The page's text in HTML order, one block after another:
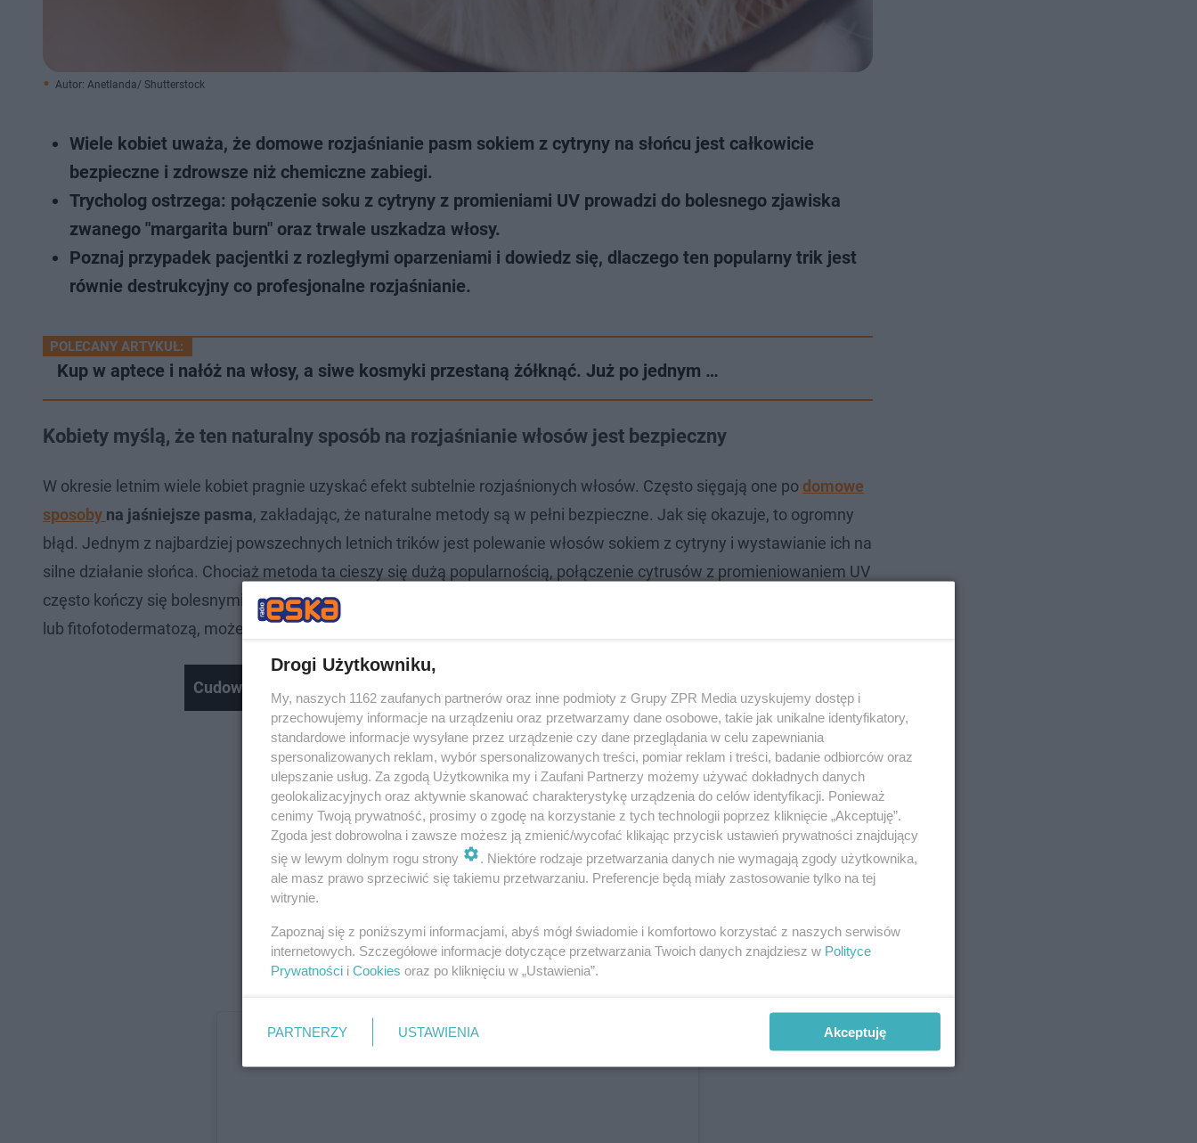
Autor: Anetlanda/ Shutterstock
Wiele kobiet uważa, że domowe rozjaśnianie pasm sokiem z cytryny na słońcu jest całkowicie
bezpieczne i zdrowsze niż chemiczne zabiegi.
Trycholog ostrzega: połączenie soku z cytryny z promieniami UV prowadzi do bolesnego zjawiska
zwanego "margarita burn" oraz trwale uszkadza włosy.
Poznaj przypadek pacjentki z rozległymi oparzeniami i dowiedz się, dlaczego ten popularny trik jest
równie destrukcyjny co profesjonalne rozjaśnianie.
POLECANY ARTYKUŁ:
Kup w aptece i nałóż na włosy, a siwe kosmyki przestaną żółknąć. Już po jednym …
Kobiety myślą, że ten naturalny sposób na rozjaśnianie włosów jest bezpieczny
W okresie letnim wiele kobiet pragnie uzyskać efekt subtelnie rozjaśnionych włosów. Często sięgają one po domowe
sposoby na jaśniejsze pasma, zakładając, że naturalne metody są w pełni bezpieczne. Jak się okazuje, to ogromny
błąd. Jednym z najbardziej powszechnych letnich trików jest polewanie włosów sokiem z cytryny i wystawianie ich na
silne działanie słońca. Chociaż metoda ta cieszy się dużą popularnością, połączenie cytrusów z promieniowaniem UV
często kończy się bolesnymi oparzeniami skóry, a nie pięknymi refleksami. Zjawisko to, nazywane "margarita burn"
lub fitofotodermatozą, może ujawnić się nawet kilka godzin po opalaniu.
Cudowne SIEMIĘ LNIANE - do picia, na włosy i skórę, zamiast jajka
Drogi Użytkowniku,
My, naszych 1162 zaufanych partnerów oraz inne podmioty z Grupy ZPR Media uzyskujemy dostęp i
przechowujemy informacje na urządzeniu oraz przetwarzamy dane osobowe, takie jak unikalne identyfikatory,
standardowe informacje wysyłane przez urządzenie czy dane przeglądania w celu zapewniania
spersonalizowanych reklam, wybór spersonalizowanych treści, pomiar reklam i treści, badanie odbiorców oraz
ulepszanie usług. Za zgodą Użytkownika my i Zaufani Partnerzy możemy używać dokładnych danych
geolokalizacyjnych oraz aktywnie skanować charakterystykę urządzenia do celów identyfikacji. Ponieważ
cenimy Twoją prywatność, prosimy o zgodę na korzystanie z tych technologii poprzez kliknięcie „Akceptuję”.
Zgoda jest dobrowolna i zawsze możesz ją zmienić/wycofać klikając przycisk ustawień prywatności znajdujący
się w lewym dolnym rogu strony
. Niektóre rodzaje przetwarzania danych nie wymagają zgody użytkownika,
ale masz prawo sprzeciwić się takiemu przetwarzaniu. Preferencje będą miały zastosowanie tylko na tej
witrynie.
Zapoznaj się z poniższymi informacjami, abyś mógł świadomie i komfortowo korzystać z naszych serwisów
internetowych. Szczegółowe informacje dotyczące przetwarzania Twoich danych znajdziesz w Polityce
Prywatności i Cookies oraz po kliknięciu w „Ustawienia”.
PARTNERZY USTAWIENIA Akceptuję